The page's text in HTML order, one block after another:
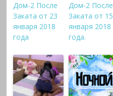
Дом-2 После
Заката от 23
января 2018
года
Дом-2 После
Заката от 15
января 2018
года.